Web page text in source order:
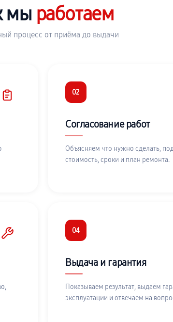
мы работаем
процесс от приёма до выдачи
02
Согласование работ
Объясняем что нужно сделать,
стоимость, сроки и план ремонта.
04
Выдача и гарантия
Показываем результат, выдаём
эксплуатации и отвечаем на